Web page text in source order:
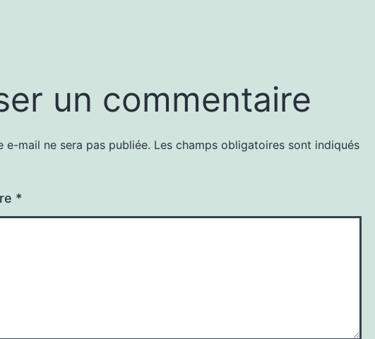
un commentaire
e-mail ne sera pas publiée. Les champs obligatoires sont indiqués
*